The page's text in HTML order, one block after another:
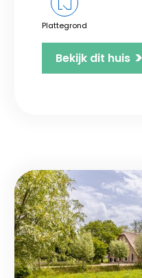
Plattegrond
Bekijk dit huis >